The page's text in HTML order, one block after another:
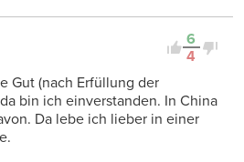
6
4
Gut (nach Erfüllung der
bin ich einverstanden. In China
Da lebe ich lieber in einer